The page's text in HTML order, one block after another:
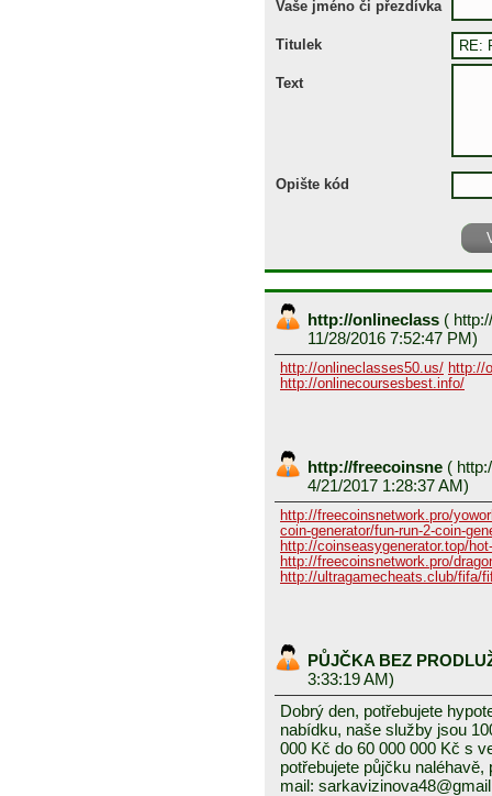
Vaše jméno či přezdívka
Titulek
Text
Opište kód
http://onlineclass (
11/28/2016 7:52:47 PM)
http://onlineclasses50.us/ http://
http://onlinecoursesbest.info/
http://freecoinsne (
4/21/2017 1:28:37 AM)
http://freecoinsnetwork.pro/
coin-generator/fun-run-2-coin-
http://coinseasygenerator.top/
http://freecoinsnetwork.pro/
http://ultragamecheats.club/fifa/
PŮJČKA BEZ
3:33:19 AM)
Dobrý den, potřebujete
nabídku, naše služby jsou
000 Kč do 60 000 000 Kč s
potřebujete půjčku
mail: